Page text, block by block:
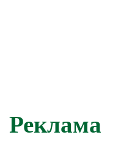
Реклама